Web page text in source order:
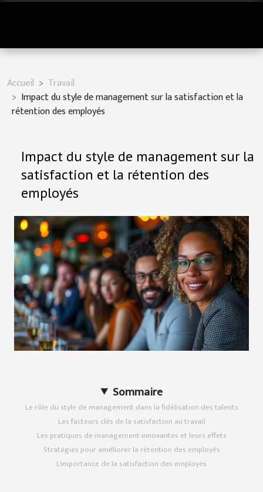
Accueil
Travail
Impact du style de management sur la satisfaction et la
rétention des employés
Impact du style de management sur la
satisfaction et la rétention des
employés
Sommaire
Le rôle du style de management dans la fidélisation des talents
Les facteurs clés de la satisfaction au travail
Les pratiques de management innovantes et leurs effets
Stratégies pour améliorer la rétention des employés
L'importance de la satisfaction des employés